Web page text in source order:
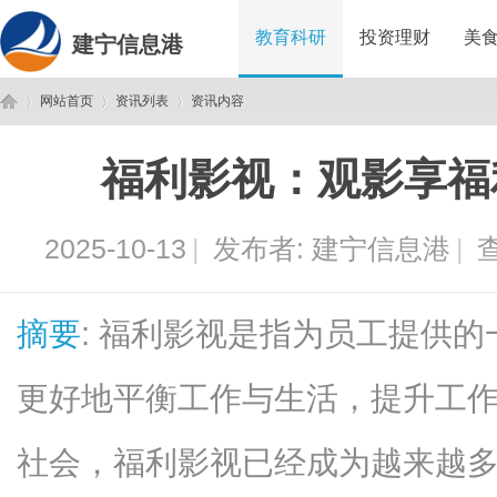
建宁信息港 教育科研 投资理财 美
网站首页 资讯列表 资讯内容
福利影视：观影享
2025-10-13 | 发布者: 建宁信息港 |
摘要: 福利影视是指为员工提供
更好地平衡工作与生活，提升工
社会，福利影视已经成为越来越